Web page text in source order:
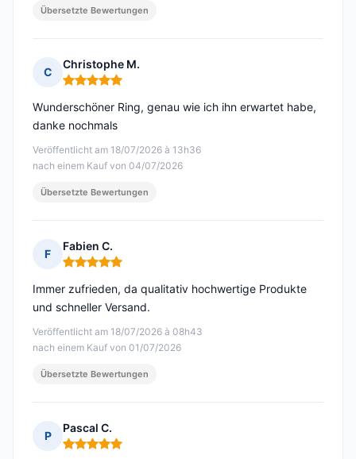
Übersetzte Bewertungen
C
Christophe M.
Hinweis: 5 von 5
Veröffentlicht am 18/07/2026 à 13h36
nach einem Kauf von 04/07/2026
Wunderschöner Ring, genau wie ich ihn erwartet habe,
danke nochmals
Übersetzte Bewertungen
F
Fabien C.
Hinweis: 5 von 5
Veröffentlicht am 18/07/2026 à 08h43
nach einem Kauf von 01/07/2026
Immer zufrieden, da qualitativ hochwertige Produkte
und schneller Versand.
Übersetzte Bewertungen
P
Pascal C.
Hinweis: 5 von 5